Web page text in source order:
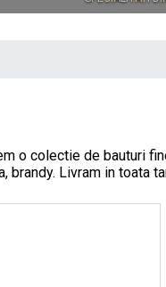
o colectie de bauturi
brandy. Livram in toata